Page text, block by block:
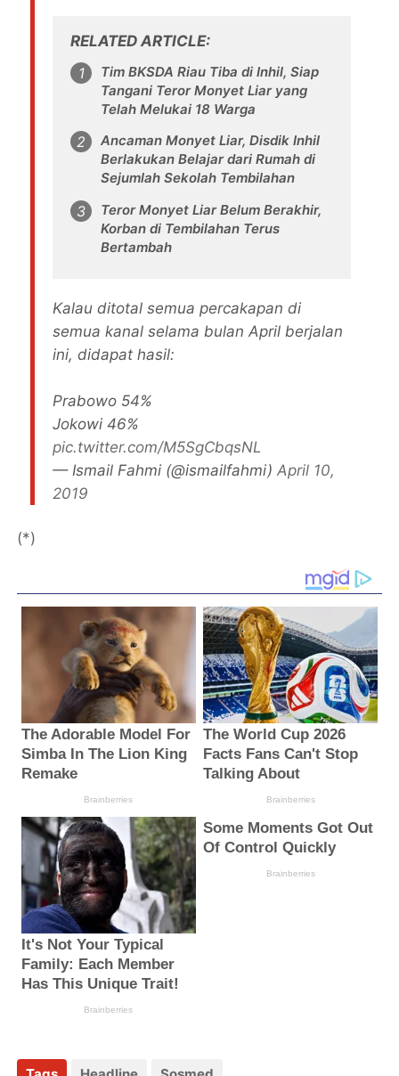
RELATED ARTICLE
Tim BKSDA Riau Tiba di Inhil, Siap
Tangani Teror Monyet Liar yang
Telah Melukai 18 Warga
Ancaman Monyet Liar, Disdik Inhil
Berlakukan Belajar dari Rumah di
Sejumlah Sekolah Tembilahan
Teror Monyet Liar Belum Berakhir,
Korban di Tembilahan Terus
Bertambah
Kalau ditotal semua percakapan di
semua kanal selama bulan April berjalan
ini, didapat hasil:
Prabowo 54%
Jokowi 46%
pic.twitter.com/M5SgCbqsNL
— Ismail Fahmi (@ismailfahmi)April 10,
2019
(*)